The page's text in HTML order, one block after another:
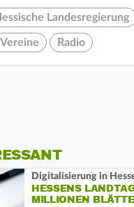
Landesregierung
Vereine Radio
Digitalisierung in
HESSENS
MILLIONEN